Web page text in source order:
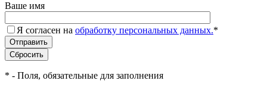
Ваше имя
Я согласен на обработку персональных данных.*
* - Поля, обязательные для заполнения